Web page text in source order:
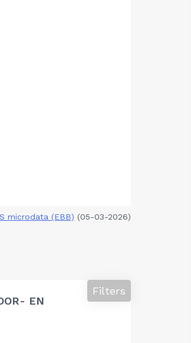
microdata (EBB) (05-03-2026)
EN
Filters